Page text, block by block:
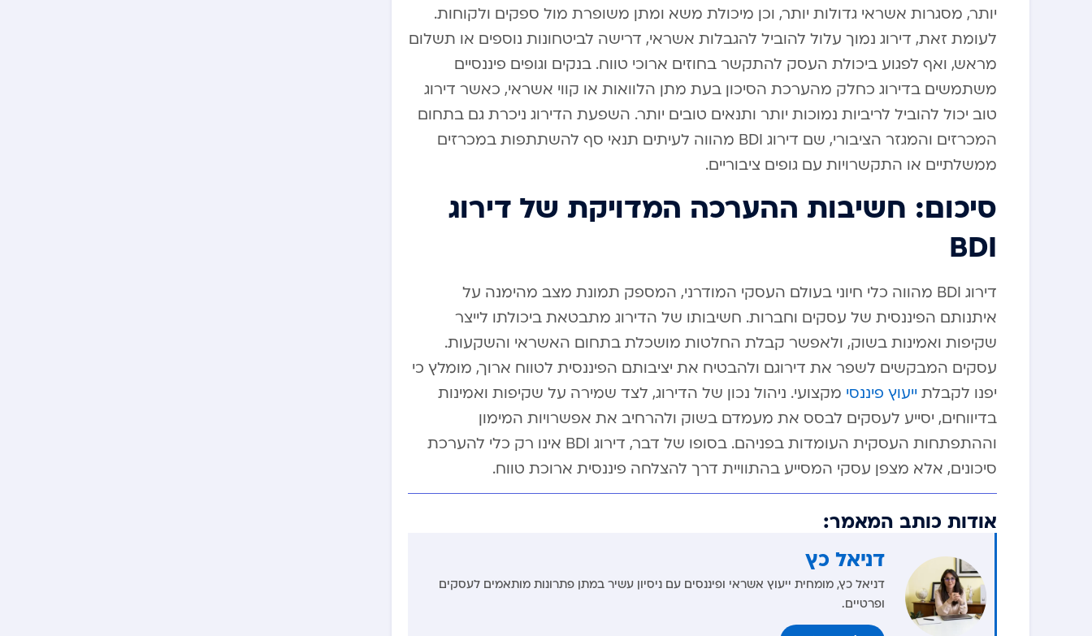
יותר, מסגרות אשראי גדולות יותר, וכן מיכולת משא ומתן משופרת מול ספקים ולקוחות.
לעומת זאת, דירוג נמוך עלול להוביל להגבלות אשראי, דרישה לביטחונות נוספים או תשלום
מראש, ואף לפגוע ביכולת העסק להתקשר בחוזים ארוכי טווח. בנקים וגופים פיננסיים
משתמשים בדירוג כחלק מהערכת הסיכון בעת מתן הלוואות או קווי אשראי, כאשר דירוג
טוב יכול להוביל לריביות נמוכות יותר ותנאים טובים יותר. השפעת הדירוג ניכרת גם בתחום
המכרזים והמגזר הציבורי, שם דירוג BDI מהווה לעיתים תנאי סף להשתתפות במכרזים
ממשלתיים או התקשרויות עם גופים ציבוריים.
סיכום: חשיבות ההערכה המדויקת של דירוג
BDI
דירוג BDI מהווה כלי חיוני בעולם העסקי המודרני, המספק תמונת מצב מהימנה על
איתנותם הפיננסית של עסקים וחברות. חשיבותו של הדירוג מתבטאת ביכולתו לייצר
שקיפות ואמינות בשוק, ולאפשר קבלת החלטות מושכלת בתחום האשראי והשקעות.
עסקים המבקשים לשפר את דירוגם ולהבטיח את יציבותם הפיננסית לטווח ארוך, מומלץ כי
יפנו לקבלת ייעוץ פיננסי מקצועי. ניהול נכון של הדירוג, לצד שמירה על שקיפות ואמינות
בדיווחים, יסייע לעסקים לבסס את מעמדם בשוק ולהרחיב את אפשרויות המימון
וההתפתחות העסקית העומדות בפניהם. בסופו של דבר, דירוג BDI אינו רק כלי להערכת
סיכונים, אלא מצפן עסקי המסייע בהתוויית דרך להצלחה פיננסית ארוכת טווח.
אודות כותב המאמר:
דניאל כץ
דניאל כץ, מומחית ייעוץ אשראי ופיננסים עם ניסיון עשיר במתן פתרונות מותאמים לעסקים
ופרטיים.